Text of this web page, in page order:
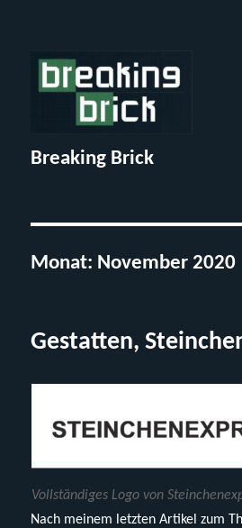
Breaking Brick
Monat: November 2020
Gestatten,
Vollständiges Logo von
Nach meinem letzten Artikel zum